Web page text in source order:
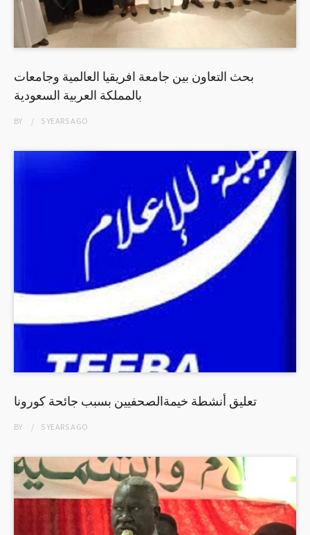
بحث التعاون بين جامعة افريقيا العالمية وجامعات
بالمملكة العربية السعودية
BY 5 YEARSAGO
تعليق أنشطة خيمةالصحفيين بسبب جائحة كورونا
BY 5 YEARSAGO